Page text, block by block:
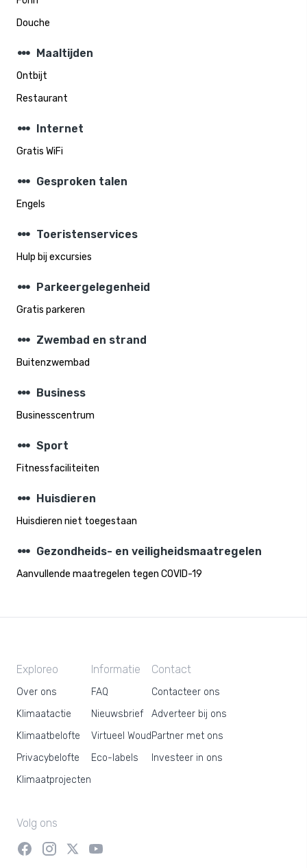
Douche
steppers Maaltijden
Ontbijt
Restaurant
steppers Internet
Gratis WiFi
steppers Gesproken talen
Engels
steppers Toeristenservices
Hulp bij excursies
steppers Parkeergelegenheid
Gratis parkeren
steppers Zwembad en strand
Buitenzwembad
steppers Business
Businesscentrum
steppers Sport
Fitnessfaciliteiten
steppers Huisdieren
Huisdieren niet toegestaan
steppers Gezondheids- en veiligheidsmaatregelen
Aanvullende maatregelen tegen COVID-19
Exploreo
Over ons
Klimaatactie
Klimaatbelofte
Privacybelofte
Klimaatprojecten
Informatie
FAQ
Nieuwsbrief
Virtueel Woud
Eco-labels
Contact
Contacteer ons
Adverteer bij ons
Partner met ons
Investeer in ons
Volg ons